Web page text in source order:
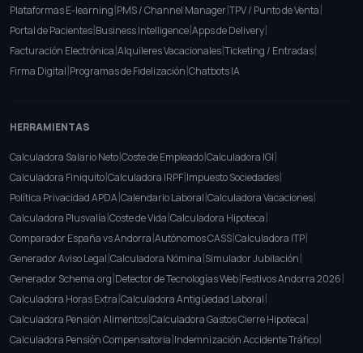
Plataformas E-learning|PMS / Channel Manager|TPV / Punto de Venta|
Portal de Pacientes|Business Intelligence|Apps de Delivery|
Facturación Electrónica|Alquileres Vacacionales|Ticketing / Entradas|
Firma Digital|Programas de Fidelización|Chatbots IA
HERRAMIENTAS
Calculadora Salario Neto|Coste de Empleado|Calculadora IGI|
Calculadora Finiquito|Calculadora IRPF|Impuesto Sociedades|
Política Privacidad APDA|Calendario Laboral|Calculadora Vacaciones|
Calculadora Plusvalía|Coste de Vida|Calculadora Hipoteca|
Comparador España vs Andorra|Autónomos CASS|Calculadora ITP|
Generador Aviso Legal|Calculadora Nómina|Simulador Jubilación|
Generador Schema.org|Detector de Tecnologías Web|Festivos Andorra 2026|
Calculadora Horas Extra|Calculadora Antigüedad Laboral|
Calculadora Pensión Alimentos|Calculadora Gastos Cierre Hipoteca|
Calculadora Pensión Compensatoria|Indemnización Accidente Tráfico|